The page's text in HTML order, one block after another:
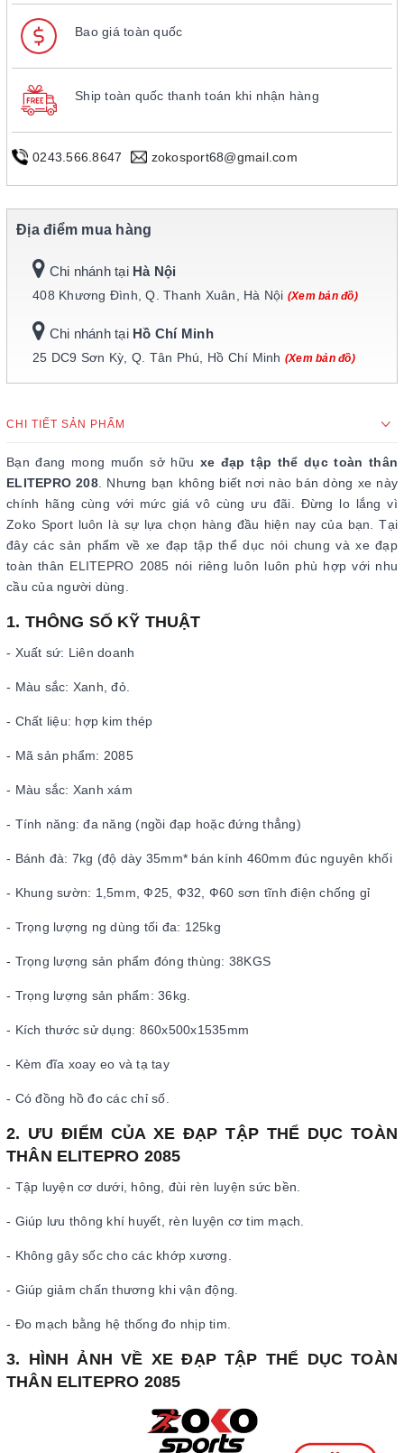
Bao giá toàn quốc
Ship toàn quốc thanh toán khi nhận hàng
0243.566.8647 zokosport68@gmail.com
Địa điểm mua hàng
Chi nhánh tại Hà Nội
408 Khương Đình, Q. Thanh Xuân, Hà Nội (Xem bản đồ)
Chi nhánh tại Hồ Chí Minh
25 DC9 Sơn Kỳ, Q. Tân Phú, Hồ Chí Minh (Xem bản đồ)
CHI TIẾT SẢN PHẨM
Bạn đang mong muốn sở hữu xe đạp tập thể dục toàn thân
ELITEPRO 208. Nhưng bạn không biết nơi nào bán dòng xe này
chính hãng cùng với mức giá vô cùng ưu đãi. Đừng lo lắng vì
Zoko Sport luôn là sự lựa chọn hàng đầu hiện nay của bạn. Tại
đây các sản phẩm về xe đạp tập thể dục nói chung và xe đạp
toàn thân ELITEPRO 2085 nói riêng luôn luôn phù hợp với nhu
cầu của người dùng.
1. THÔNG SỐ KỸ THUẬT
- Xuất sứ: Liên doanh
- Màu sắc: Xanh, đỏ.
- Chất liệu: hợp kim thép
- Mã sản phẩm: 2085
- Màu sắc: Xanh xám
- Tính năng: đa năng (ngồi đạp hoặc đứng thẳng)
- Bánh đà: 7kg (độ dày 35mm* bán kính 460mm đúc nguyên khối
- Khung sườn: 1,5mm, Ф25, Ф32, Ф60 sơn tĩnh điện chống gỉ
- Trọng lượng ng dùng tối đa: 125kg
- Trọng lượng sản phẩm đóng thùng: 38KGS
- Trọng lượng sản phẩm: 36kg.
- Kích thước sử dụng: 860x500x1535mm
- Kèm đĩa xoay eo và tạ tay
- Có đồng hồ đo các chỉ số.
2. ƯU ĐIỂM CỦA XE ĐẠP TẬP THỂ DỤC TOÀN
THÂN ELITEPRO 2085
- Tập luyện cơ dưới, hông, đùi rèn luyện sức bền.
- Giúp lưu thông khí huyết, rèn luyện cơ tim mạch.
- Không gây sốc cho các khớp xương.
- Giúp giảm chấn thương khi vận động.
- Đo mạch bằng hệ thống đo nhịp tim.
3. HÌNH ẢNH VỀ XE ĐẠP TẬP THỂ DỤC TOÀN
THÂN ELITEPRO 2085